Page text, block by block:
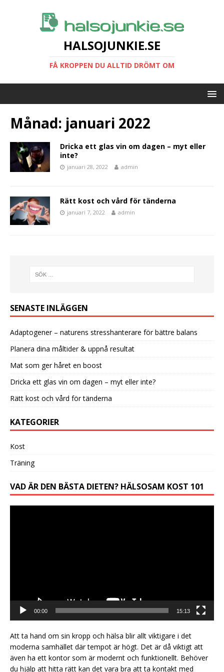
HALSOJUNKIE.SE
FÅ KROPPEN DU ALLTID DRÖMT OM
Månad: januari 2022
Dricka ett glas vin om dagen – myt eller
inte?
januari 28, 2022 admin
Rätt kost och vård för tänderna
januari 7, 2022 admin
SENASTE INLÄGGEN
Adaptogener – naturens stresshanterare för bättre balans
Planera dina måltider & uppnå resultat
Mat som ger håret en boost
Dricka ett glas vin om dagen – myt eller inte?
Rätt kost och vård för tänderna
KATEGORIER
Kost
Träning
VAD ÄR DEN BÄSTA DIETEN? HÄLSOSAM KOST 101
00:00 15:13
Att ta hand om sin kropp och hälsa blir allt viktigare i det
moderna samhället där tempot är högt. Det är då viktigt att
även ha ett kontorsom är modernt och funktionellt. Behöver
du hjälp att hitta rätt kan det vara bra att ta kontakt med